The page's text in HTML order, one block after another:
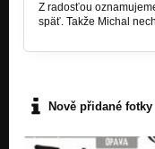
Z radosťou
späť. Takže Michal
Nově přidané fotky